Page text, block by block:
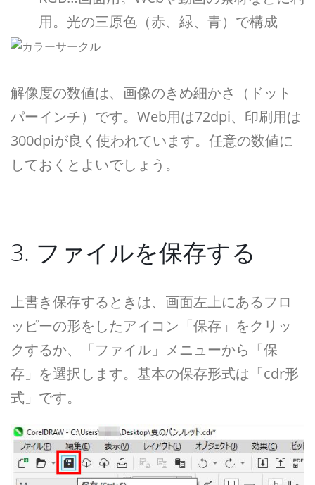
用。光の三原色（赤、緑、青）で構成
解像度の数値は、画像のきめ細かさ（ドット
パーインチ）です。Web用は72dpi、印刷用は
300dpiが良く使われています。任意の数値に
しておくとよいでしょう。
3. ファイルを保存する
上書き保存するときは、画面左上にあるフロ
ッピーの形をしたアイコン「保存」をクリッ
クするか、「ファイル」メニューから「保
存」を選択します。基本の保存形式は「cdr形
式」です。